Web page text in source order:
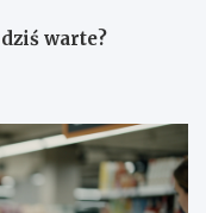
warte?